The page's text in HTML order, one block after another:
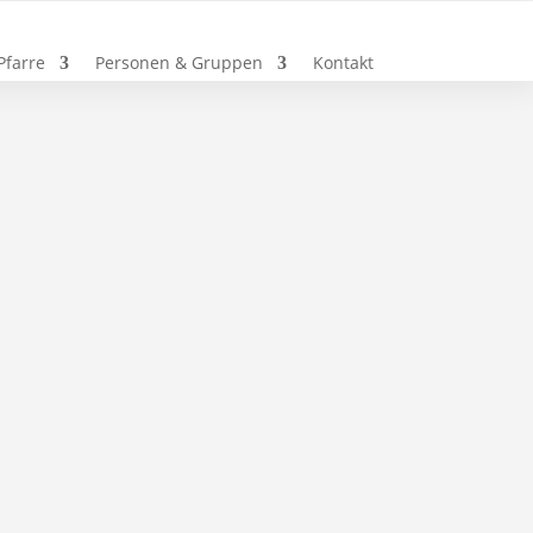
Personen & Gruppen Kontakt